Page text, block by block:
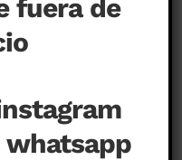
fuera de
whatsapp